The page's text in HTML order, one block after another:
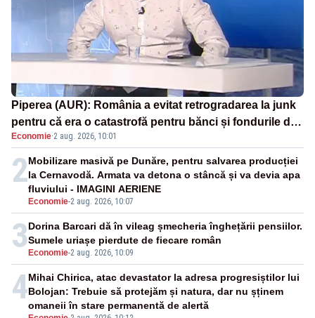
Piperea (AUR): România a evitat retrogradarea la junk
pentru că era o catastrofă pentru bănci și fondurile de
pensii
Economie·2 aug. 2026, 10:01
2
Economie-2 aug. 2026, 10:07
Mobilizare masivă pe Dunăre, pentru salvarea producției
la Cernavodă. Armata va detona o stâncă și va devia apa
fluviului - IMAGINI AERIENE
3 Economie-2 aug. 2026, 10:09
Dorina Barcari dă în vileag șmecheria înghețării pensiilor.
Sumele uriașe pierdute de fiecare român
4Mihai Chirica, atac devastator la adresa progresiștilor lui
Bolojan: Trebuie să protejăm și natura, dar nu șținem
omaneii în stare permanentă de alertă